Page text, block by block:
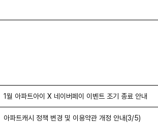
1월 아파트아이 X 네이버페이 이벤트 조기 종료 안내
아파트캐시 정책 변경 및 이용약관 개정 안내(3/5)